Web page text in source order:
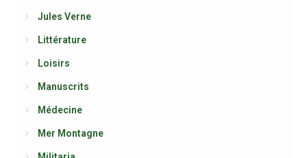
Jules Verne
Littérature
Loisirs
Manuscrits
Médecine
Mer Montagne